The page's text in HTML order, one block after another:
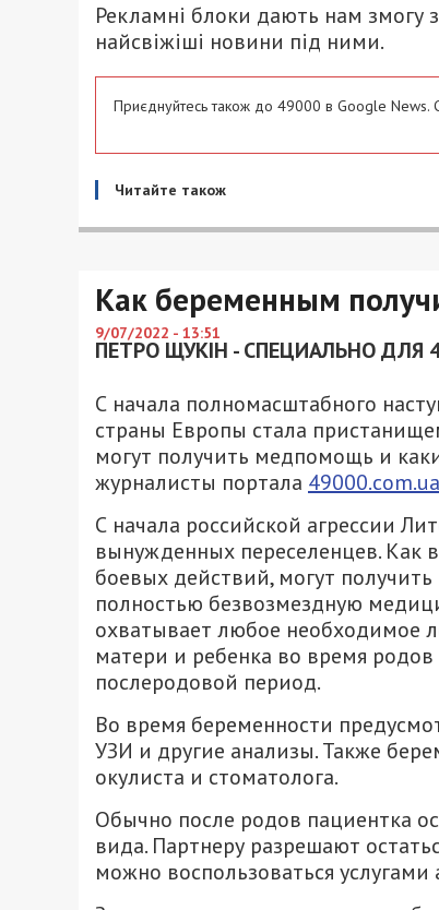
Рекламні блоки дають нам змогу
найсвіжіші новини під ними.
Приєднуйтесь також до 49000 в Google News.
Читайте також
Как беременным
9/07/2022 - 13:51
ПЕТРО ЩУКІН - СПЕЦИАЛЬНО ДЛЯ
С начала полномасштабного
страны Европы стала
могут получить медпомощь и
журналисты портала
С начала российской агрессии
вынужденных переселенцев. Как
боевых действий, могут
полностью безвозмездную
охватывает любое необходимое
матери и ребенка во время
послеродовой период.
Во время беременности
УЗИ и другие анализы. Также
окулиста и стоматолога.
Обычно после родов пациентка
вида. Партнеру разрешают
можно воспользоваться услугами